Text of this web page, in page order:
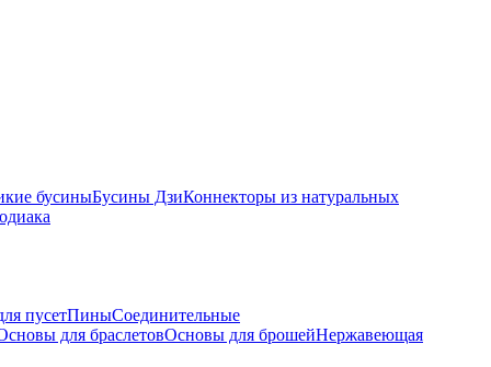
бусиныБусины ДзиКоннекторы из натуральных
пусетПиныСоединительные
для браслетовОсновы для брошейНержавеющая